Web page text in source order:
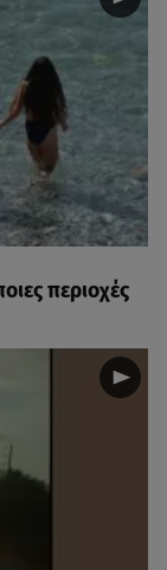
περιοχές